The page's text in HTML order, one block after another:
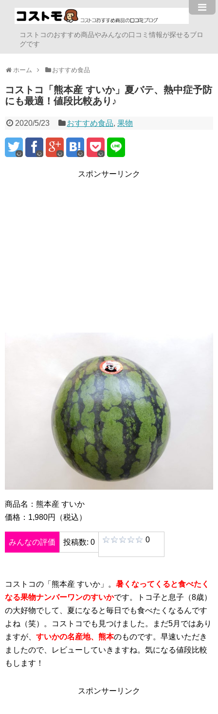
コストコのおすすめ商品やみんなの口コミ情報が探せるブロ
グです
ホーム おすすめ食品
コストコ「熊本産 すいか」夏バテ、熱中症予防
にも最適！値段比較あり♪
2020/5/23 おすすめ食品,果物
スポンサーリンク
商品名：熊本産 すいか
価格：1,980円（税込）
みんなの評価 投稿数: 0 0
コストコの「熊本産 すいか」。 暑くなってくると食べたく
なる果物ナンバーワンのすいかです。トコ子と息子（8歳）
の大好物でして、夏になると毎日でも食べたくなるんです
よね（笑）。コストコでも見つけました。まだ5月ではあり
ますが、 すいかの名産地、熊本のものです。早速いただき
ましたので、レビューしていきますね。気になる値段比較
もします！
スポンサーリンク